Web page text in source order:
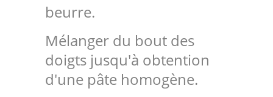
beurre.
Mélanger du bout des
doigts jusqu'à obtention
d'une pâte homogène.